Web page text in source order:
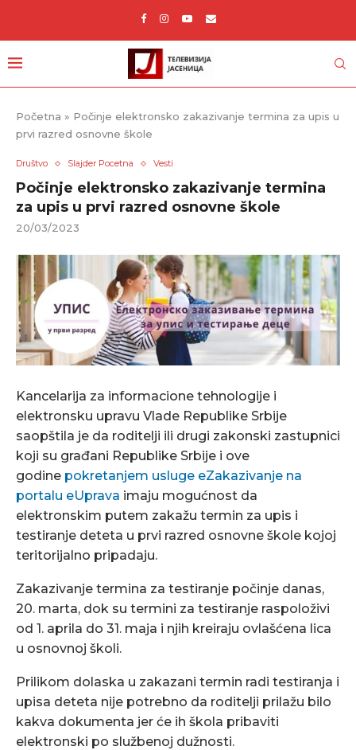
Početna » Počinje elektronsko zakazivanje termina za upis u
prvi razred osnovne škole
Društvo Slajder Pocetna Vesti
Počinje elektronsko zakazivanje termina
za upis u prvi razred osnovne škole
20/03/2023
Kancelarija za informacione tehnologije i
elektronsku upravu Vlade Republike Srbije
saopštila je da roditelji ili drugi zakonski zastupnici
koji su građani Republike Srbije i ove
godine pokretanjem usluge eZakazivanje na
portalu eUprava imaju mogućnost da
elektronskim putem zakažu termin za upis i
testiranje deteta u prvi razred osnovne škole kojoj
teritorijalno pripadaju.
Zakazivanje termina za testiranje počinje danas,
20. marta, dok su termini za testiranje raspoloživi
od 1. aprila do 31. maja i njih kreiraju ovlašćena lica
u osnovnoj školi.
Prilikom dolaska u zakazani termin radi testiranja i
upisa deteta nije potrebno da roditelji prilažu bilo
kakva dokumenta jer će ih škola pribaviti
elektronski po službenoj dužnosti.